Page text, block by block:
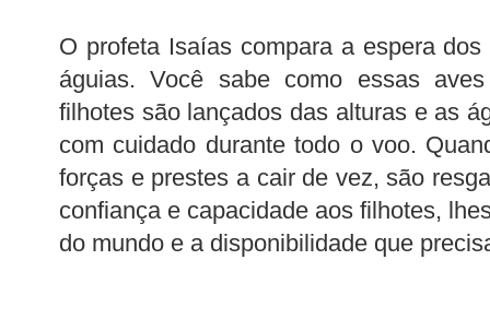
O profeta Isaías compara a espera
águias. Você sabe como essas
filhotes são lançados das alturas e as
com cuidado durante todo o voo.
forças e prestes a cair de vez, são
confiança e capacidade aos filhotes,
do mundo e a disponibilidade que